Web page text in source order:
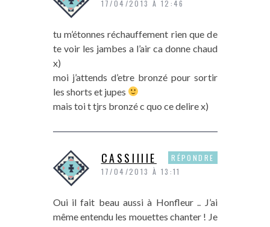
17/04/2013 À 12:46
tu m’étonnes réchauffement rien que de
te voir les jambes a l’air ca donne chaud
x)
moi j’attends d’etre bronzé pour sortir
les shorts et jupes
mais toi t tjrs bronzé c quo ce delire x)
CASSIIIIE
17/04/2013 À 13:11
Oui il fait beau aussi à Honfleur .. J’ai
même entendu les mouettes chanter ! Je
RÉPONDRE